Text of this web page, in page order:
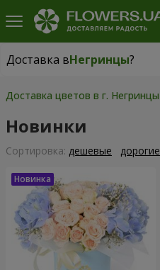
Доставка вНегринцы?
Доставка вНегринцы|
Доставка цветов в г. Негринцы
Новинки
Cортировка: дешевые дорогие